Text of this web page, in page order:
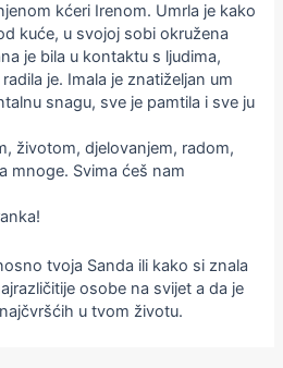
kćeri Irenom. Umrla je kako
kuće, u svojoj sobi okružena
je bila u kontaktu s ljudima,
je. Imala je znatiželjan um
snagu, sve je pamtila i sve ju
životom, djelovanjem, radom,
mnoge. Svima ćeš nam
tvoja Sanda ili kako si znala
osobe na svijet a da je
u tvom životu.